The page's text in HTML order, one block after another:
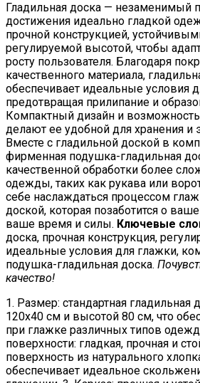
Гладильная доска — незаменимый
достижения идеально гладкой
прочной конструкцией,
регулируемой высотой, чтобы
росту пользователя. Благодаря
качественного материала,
обеспечивает идеальные условия
предотвращая прилипание и
Компактный дизайн и
делают ее удобной для хранения и
Вместе с гладильной доской в
фирменная подушка-гладильная
качественной обработки более
одежды, таких как рукава или
себе наслаждаться процессом
доской, которая позаботится о
ваше время и силы. Ключевые
доска, прочная конструкция,
идеальные условия для глажки,
подушка-гладильная доска.
качество!
1. Размер: стандартная гладильная
120х40 см и высотой 80 см, что
при глажке различных типов
поверхности: гладкая, прочная и
поверхность из натурального
обеспечивает идеальное